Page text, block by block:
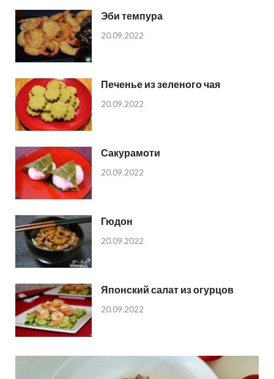
Эби темпура
20.09.2022
Печенье из зеленого чая
20.09.2022
Сакурамоти
20.09.2022
Гюдон
20.09.2022
Японский салат из огурцов
20.09.2022